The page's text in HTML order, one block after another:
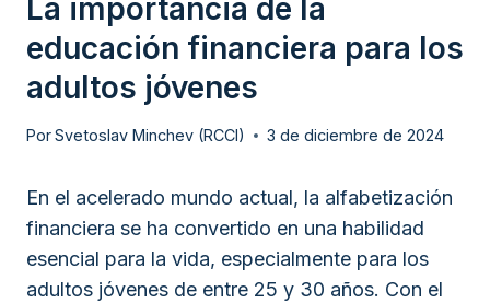
La importancia de la
educación financiera para los
adultos jóvenes
PorSvetoslav Minchev (RCCI) 3 de diciembre de 2024
En el acelerado mundo actual, la alfabetización
financiera se ha convertido en una habilidad
esencial para la vida, especialmente para los
adultos jóvenes de entre 25 y 30 años. Con el